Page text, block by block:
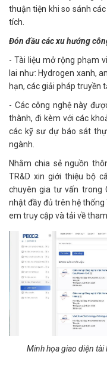
thuận tiện khi so sánh
tích.
Đón đầu các xu hướng
- Tài liệu mở rộng phạm
lai như: Hydrogen xanh,
hạn, các giải pháp truyền
- Các công nghệ này
thành, đi kèm với các
các kỹ sư dự báo sát
ngành.
Nhằm chia sẻ nguồn
TR&D xin giới thiệu bộ
chuyên gia tư vấn trong
nhật đầy đủ trên hệ thống
em truy cập và tải về
Minh họa giao diện tài